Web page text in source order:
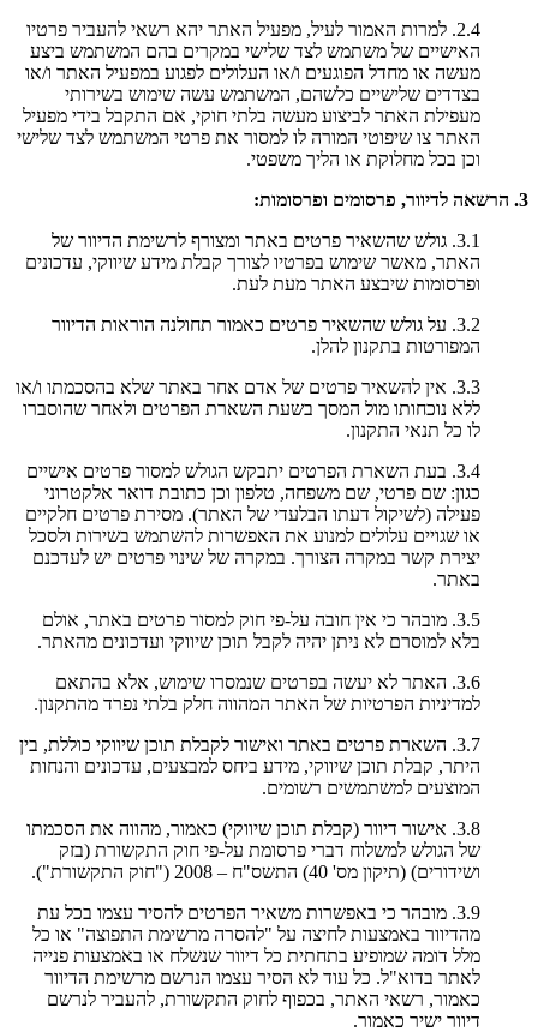
2.4. למרות האמור לעיל, מפעיל האתר יהא רשאי להעביר פרטיו
האישיים של משתמש לצד שלישי במקרים בהם המשתמש ביצע
מעשה או מחדל הפוגעים ו/או העלולים לפגוע במפעיל האתר ו/או
בצדדים שלישיים כלשהם, המשתמש עשה שימוש בשירותי
מעפילת האתר לביצוע מעשה בלתי חוקי, אם התקבל בידי מפעיל
האתר צו שיפוטי המורה לו למסור את פרטי המשתמש לצד שלישי
וכן בכל מחלוקת או הליך משפטי.
3. הרשאה לדיוור, פרסומים ופרסומות:
3.1. גולש שהשאיר פרטים באתר ומצורף לרשימת הדיוור של
האתר, מאשר שימוש בפרטיו לצורך קבלת מידע שיווקי, עדכונים
ופרסומות שיבצע האתר מעת לעת.
3.2. על גולש שהשאיר פרטים כאמור תחולנה הוראות הדיוור
המפורטות בתקנון להלן.
3.3. אין להשאיר פרטים של אדם אחר באתר שלא בהסכמתו ו/או
ללא נוכחותו מול המסך בשעת השארת הפרטים ולאחר שהוסברו
לו כל תנאי התקנון.
3.4. בעת השארת הפרטים יתבקש הגולש למסור פרטים אישיים
כגון: שם פרטי, שם משפחה, טלפון וכן כתובת דואר אלקטרוני
פעילה (לשיקול דעתו הבלעדי של האתר). מסירת פרטים חלקיים
או שגויים עלולים למנוע את האפשרות להשתמש בשירות ולסכל
יצירת קשר במקרה הצורך. במקרה של שינוי פרטים יש לעדכנם
באתר.
3.5. מובהר כי אין חובה על-פי חוק למסור פרטים באתר, אולם
בלא למוסרם לא ניתן יהיה לקבל תוכן שיווקי ועדכונים מהאתר.
3.6. האתר לא יעשה בפרטים שנמסרו שימוש, אלא בהתאם
למדיניות הפרטיות של האתר המהווה חלק בלתי נפרד מהתקנון.
3.7. השארת פרטים באתר ואישור לקבלת תוכן שיווקי כוללת, בין
היתר, קבלת תוכן שיווקי, מידע ביחס למבצעים, עדכונים והנחות
המוצעים למשתמשים רשומים.
3.8. אישור דיוור (קבלת תוכן שיווקי) כאמור, מהווה את הסכמתו
של הגולש למשלוח דברי פרסומת על-פי חוק התקשורת (בזק
ושידורים) (תיקון מס' 40) התשס"ח – 2008 ("חוק התקשורת").
3.9. מובהר כי באפשרות משאיר הפרטים להסיר עצמו בכל עת
מהדיוור באמצעות לחיצה על "להסרה מרשימת התפוצה" או כל
מלל דומה שמופיע בתחתית כל דיוור שנשלח או באמצעות פנייה
לאתר בדוא"ל. כל עוד לא הסיר עצמו הנרשם מרשימת הדיוור
כאמור, רשאי האתר, בכפוף לחוק התקשורת, להעביר לנרשם
דיוור ישיר כאמור.